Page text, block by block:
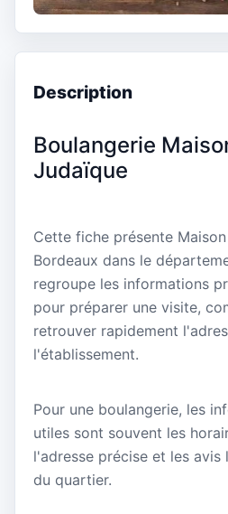
Description
Boulangerie
Judaïque
Cette fiche présente
Bordeaux dans le
regroupe les informations
pour préparer une visite,
retrouver rapidement
l'établissement.
Pour une boulangerie, les
utiles sont souvent les
l'adresse précise et les avis
du quartier.